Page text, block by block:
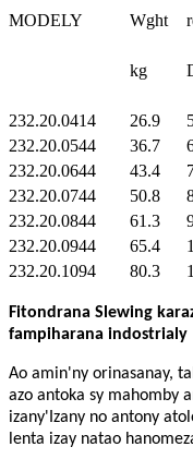
MODELY Wght
kg
232.20.0414 26.9
232.20.0544
36.7
232.20.0644
43.4
232.20.0744
50.8
232.20.0844
61.3
232.20.0944
65.4
232.20.1094
80.3
Fitondrana Slewing
fampiharana indostrialy
Ao amin'ny orinasanay,
azo antoka sy mahomby
izany' Izany no antony
lenta izay natao